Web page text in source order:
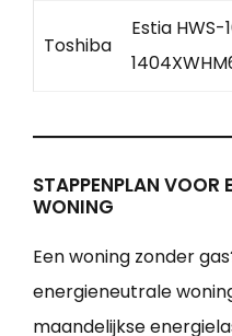
Toshiba
Estia HWS-
STAPPENPLAN VOOR
WONING
Een woning zonder
energieneutrale
maandelijkse